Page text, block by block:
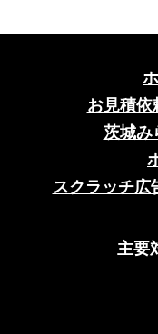
お見積依
茨城み
スクラッチ広
主要